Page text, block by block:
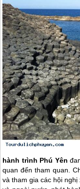
hành trình Phú Yên
quan đến tham quan.
và tham gia các hội